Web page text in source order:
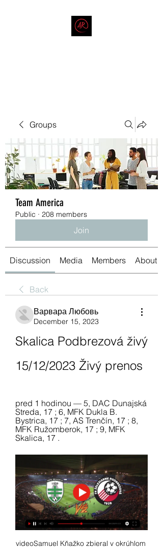
Groups
Team America
Public · 208 members
Join
Discussion Media Members About
Back
Варвара Любовь
December 15, 2023
Skalica Podbrezová živý
15/12/2023 Živý prenos
pred 1 hodinou — 5, DAC Dunajská
Streda, 17 ; 6, MFK Dukla B.
Bystrica, 17 ; 7, AS Trenčín, 17 ; 8,
MFK Ružomberok, 17 ; 9, MFK
Skalica, 17 .
videoSamuel Kňažko zbieral v okrúhlom